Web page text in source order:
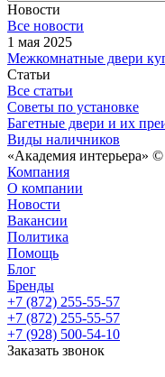
Новости
Все новости
1 мая 2025
Межкомнатные двери
Статьи
Все статьи
Советы по установке
Багетные двери и их
Виды наличников
«Академия интерьера»
Компания
О компании
Новости
Вакансии
Политика
Помощь
Блог
Бренды
+7 (872) 255-55-57
+7 (872) 255-55-57
+7 (928) 500-54-10
Заказать звонок